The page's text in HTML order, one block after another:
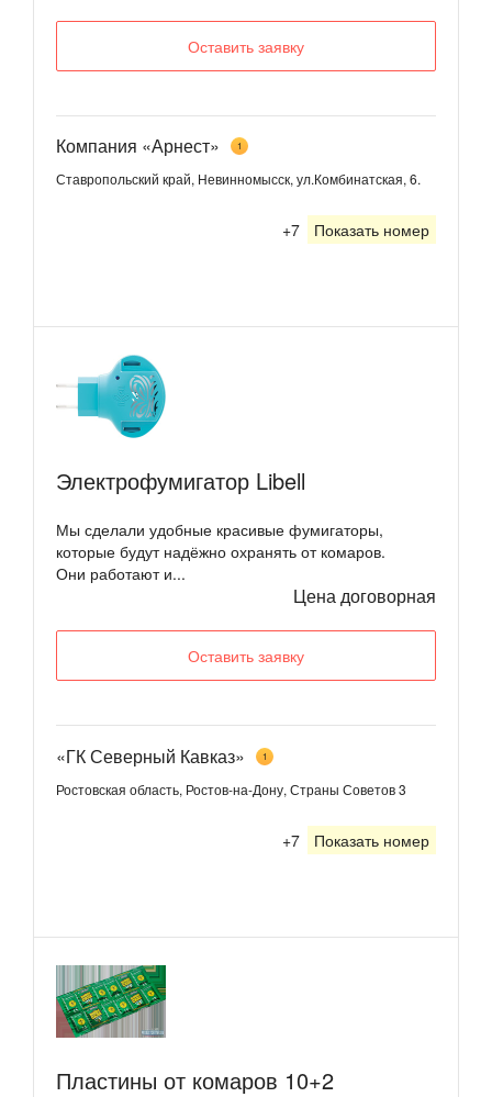
Оставить заявку
Компания «Арнест» 1
Ставропольский край, Невинномысск, ул.Комбинатская, 6.
+7 Показать номер
Электрофумигатор Libell
Мы сделали удобные красивые фумигаторы,
которые будут надёжно охранять от комаров.
Они работают и...
Цена договорная
Оставить заявку
«ГК Северный Кавказ» 1
Ростовская область, Ростов-на-Дону, Страны Советов 3
+7 Показать номер
Пластины от комаров 10+2